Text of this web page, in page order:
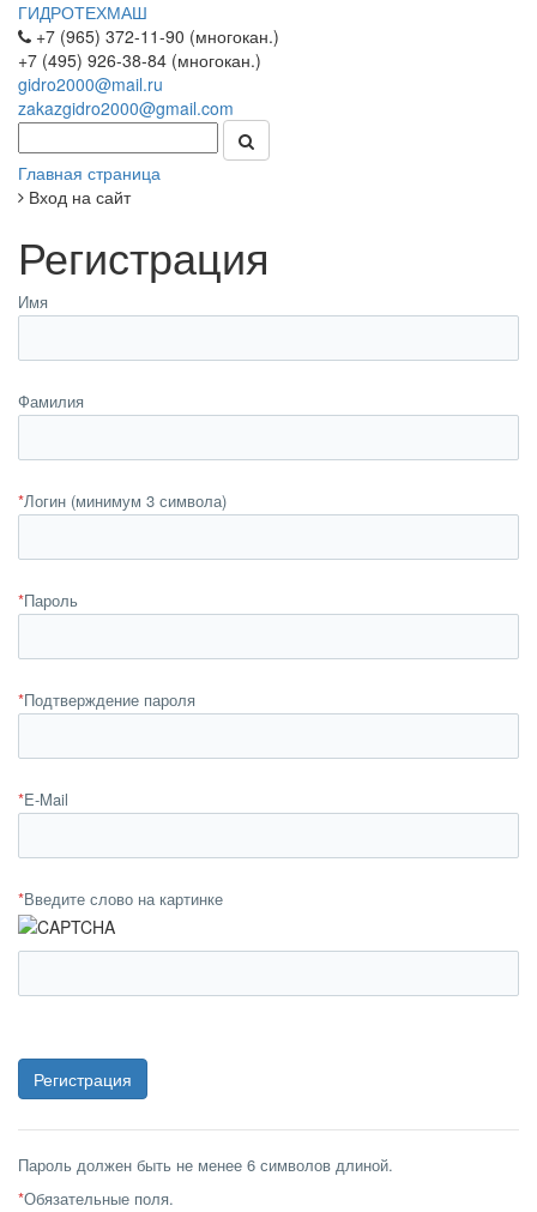
ГИДРОТЕХМАШ
+7 (965) 372-11-90 (многокан.)
+7 (495) 926-38-84 (многокан.)
gidro2000@mail.ru
zakazgidro2000@gmail.com
Главная страница
Вход на сайт
Регистрация
Имя
Фамилия
*Логин (минимум 3 символа)
*Пароль
*Подтверждение пароля
*E-Mail
*Введите слово на картинке
Пароль должен быть не менее 6 символов длиной.
*Обязательные поля.